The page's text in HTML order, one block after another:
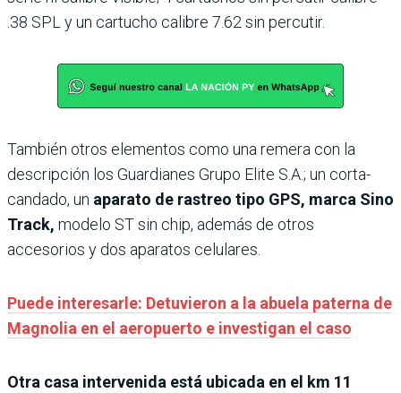
.38 SPL y un cartucho calibre 7.62 sin percutir.
También otros elementos como una remera con la
descripción los Guardianes Grupo Elite S.A.; un corta-
candado, un aparato de rastreo tipo GPS, marca Sino
Track, modelo ST sin chip, además de otros
accesorios y dos aparatos celulares.
Puede interesarle: Detuvieron a la abuela paterna de
Magnolia en el aeropuerto e investigan el caso
Otra casa intervenida está ubicada en el km 11